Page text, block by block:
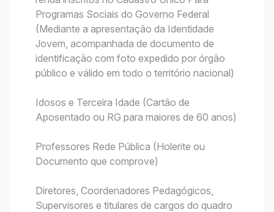
Programas Sociais do Governo Federal
(Mediante a apresentação da Identidade
Jovem, acompanhada de documento de
identificação com foto expedido por órgão
público e válido em todo o território nacional)
Idosos e Terceira Idade (Cartão de
Aposentado ou RG para maiores de 60 anos)
Professores Rede Pública (Holerite ou
Documento que comprove)
Diretores, Coordenadores Pedagógicos,
Supervisores e titulares de cargos do quadro